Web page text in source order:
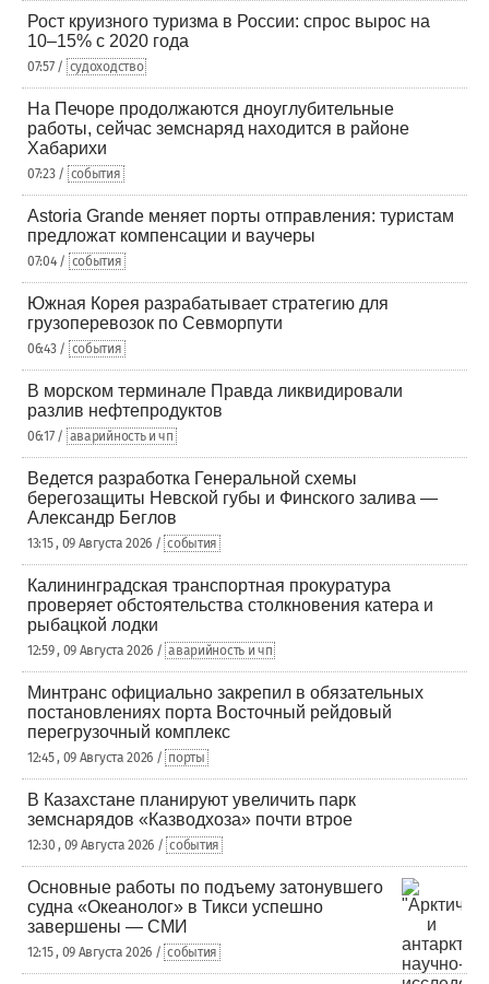
Рост круизного туризма в России: спрос вырос на
10–15% с 2020 года
07:57 / судоходство
На Печоре продолжаются дноуглубительные
работы, сейчас земснаряд находится в районе
Хабарихи
07:23 / события
Astoria Grande меняет порты отправления: туристам
предложат компенсации и ваучеры
07:04 / события
Южная Корея разрабатывает стратегию для
грузоперевозок по Севморпути
06:43 / события
В морском терминале Правда ликвидировали
разлив нефтепродуктов
06:17 / аварийность и чп
Ведется разработка Генеральной схемы
берегозащиты Невской губы и Финского залива —
Александр Беглов
13:15 , 09 Августа 2026 / события
Калининградская транспортная прокуратура
проверяет обстоятельства столкновения катера и
рыбацкой лодки
12:59 , 09 Августа 2026 / аварийность и чп
Минтранс официально закрепил в обязательных
постановлениях порта Восточный рейдовый
перегрузочный комплекс
12:45 , 09 Августа 2026 / порты
В Казахстане планируют увеличить парк
земснарядов «Казводхоза» почти втрое
12:30 , 09 Августа 2026 / события
Основные работы по подъему затонувшего
судна «Океанолог» в Тикси успешно
завершены — СМИ
12:15 , 09 Августа 2026 / события